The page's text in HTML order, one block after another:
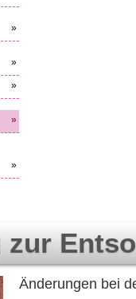
»
»
»
»
»
zur
Änderungen bei